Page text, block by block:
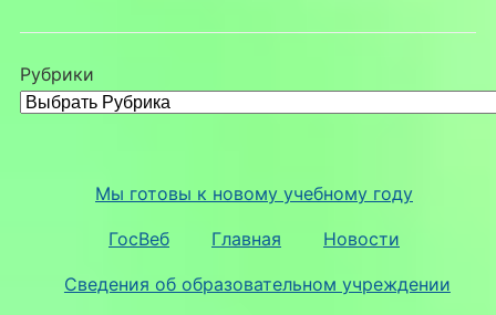
Рубрики
Мы готовы к новому учебному году
ГосВеб Главная Новости
Сведения об образовательном учреждении